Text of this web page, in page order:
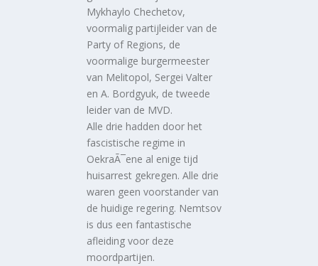
Mykhaylo Chechetov,
voormalig partijleider van de
Party of Regions, de
voormalige burgermeester
van Melitopol, Sergei Valter
en A. Bordgyuk, de tweede
leider van de MVD.
Alle drie hadden door het
fascistische regime in
OekraÃ¯ene al enige tijd
huisarrest gekregen. Alle drie
waren geen voorstander van
de huidige regering. Nemtsov
is dus een fantastische
afleiding voor deze
moordpartijen.